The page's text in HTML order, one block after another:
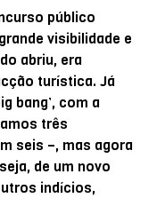
público
visibilidade e
abriu, era
turística. Já
bang’, com a
três
seis –, mas agora
de um novo
indícios,